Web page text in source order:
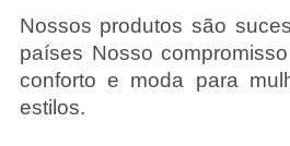
Nossos produtos são
países Nosso
conforto e moda para
estilos.